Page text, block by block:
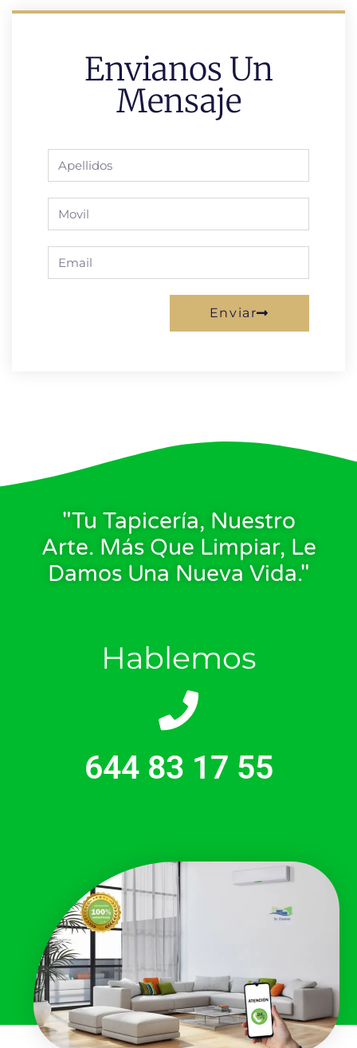
Envianos Un
Mensaje
Enviar
"Tu Tapicería, Nuestro
Arte. Más Que Limpiar, Le
Damos Una Nueva Vida."
Hablemos
644 83 17 55